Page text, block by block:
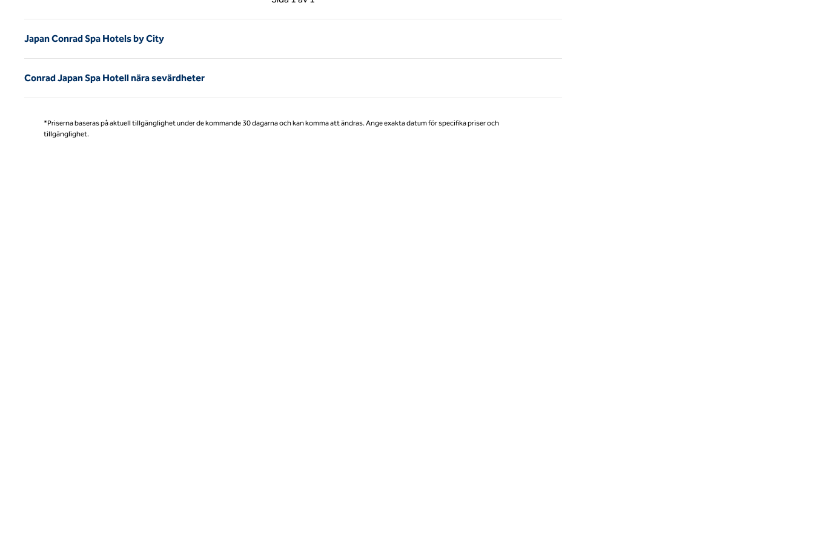
Sida 1 av 1
Japan Conrad Spa Hotels by City
Conrad Japan Spa Hotell nära sevärdheter
*Priserna baseras på aktuell tillgänglighet under de kommande 30 dagarna och kan komma att ändras. Ange exakta datum för specifika priser och
tillgänglighet.